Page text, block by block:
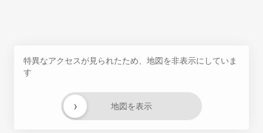
特異なアクセスが見られたため、地図を非表示にしていま
す
地図を表示
›